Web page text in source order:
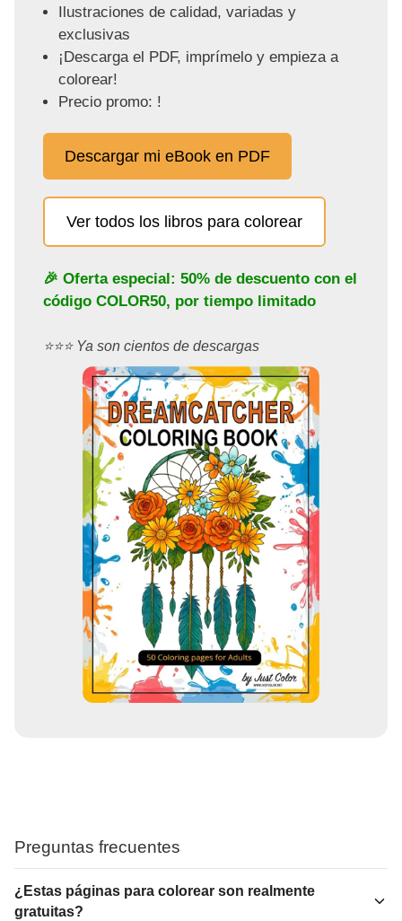
Ilustraciones de calidad, variadas y
exclusivas
¡Descarga el PDF, imprímelo y empieza a
colorear!
Precio promo: !
Descargar mi eBook en PDF
Ver todos los libros para colorear
🎉 Oferta especial: 50% de descuento con el
código COLOR50, por tiempo limitado
⭐️⭐️⭐️ Ya son cientos de descargas
Preguntas frecuentes
¿Estas páginas para colorear son realmente
gratuitas?